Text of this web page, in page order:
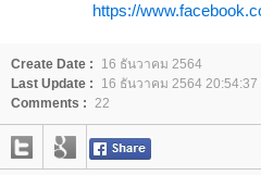
https://
Create Date :
16 ธันวาคม 2564
Last Update :
16 ธันวาคม 2564 20:54:37
Comments : 22